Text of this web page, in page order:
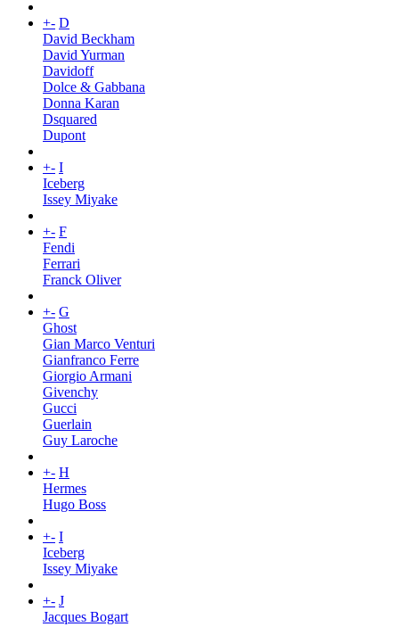
+- D
David Beckham
David Yurman
Davidoff
Dolce & Gabbana
Donna Karan
Dsquared
Dupont
+- I
Iceberg
Issey Miyake
+- F
Fendi
Ferrari
Franck Oliver
+- G
Ghost
Gian Marco Venturi
Gianfranco Ferre
Giorgio Armani
Givenchy
Gucci
Guerlain
Guy Laroche
+- H
Hermes
Hugo Boss
+- I
Iceberg
Issey Miyake
+- J
Jacques Bogart